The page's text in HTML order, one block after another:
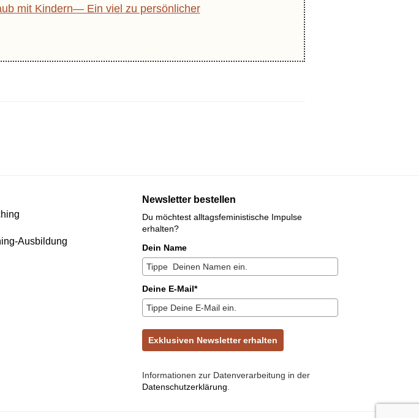
mit Kindern— Ein viel zu persönlicher
Ausbildung
Newsletter bestellen
Du möchtest alltagsfeministische Impulse
erhalten?
Dein Name
Deine E-Mail*
Exklusiven Newsletter erhalten
Informationen zur Datenverarbeitung in der
Datenschutzerklärung